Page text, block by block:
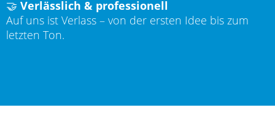
🤝 Verlässlich & professionell
Auf uns ist Verlass – von der ersten Idee bis zum
letzten Ton.